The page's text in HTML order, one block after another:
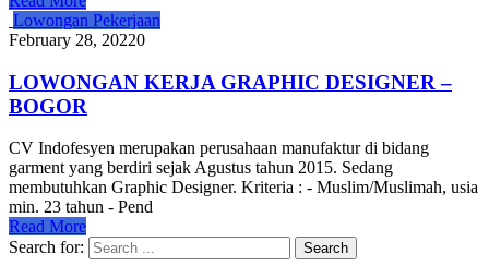
Lowongan Pekerjaan
February 28, 20220
LOWONGAN KERJA GRAPHIC DESIGNER –
BOGOR
CV Indofesyen merupakan perusahaan manufaktur di bidang
garment yang berdiri sejak Agustus tahun 2015. Sedang
membutuhkan Graphic Designer. Kriteria : - Muslim/Muslimah, usia
min. 23 tahun - Pend
Read More
Search for: